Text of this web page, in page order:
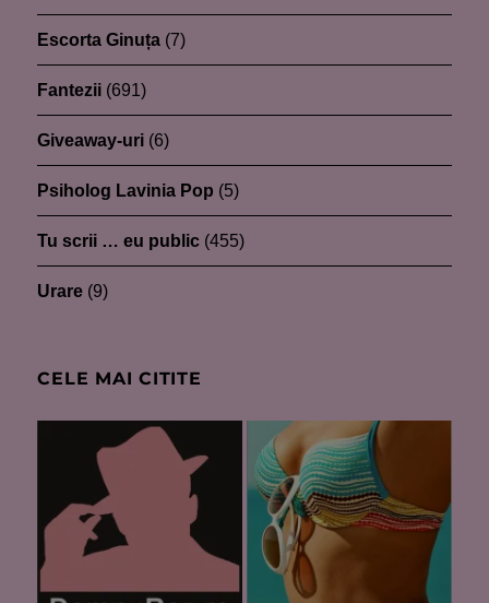
Escorta Ginuța (7)
Fantezii (691)
Giveaway-uri (6)
Psiholog Lavinia Pop (5)
Tu scrii … eu public (455)
Urare (9)
CELE MAI CITITE